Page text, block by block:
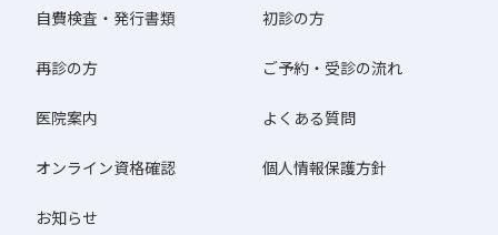
自費検査・発行書類 初診の方
再診の方 ご予約・受診の流れ
医院案内 よくある質問
オンライン資格確認 個人情報保護方針
お知らせ